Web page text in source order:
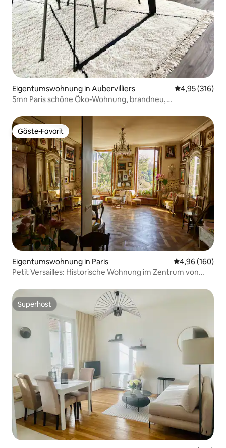
Eigentumswohnung in Aubervilliers
4,95 (316)
5mn Paris schöne Öko-Wohnung, brandneu,
Gäste-Favorit
Gäste-Favorit
Eigentumswohnung in Paris
4,96 (160)
Petit Versailles: Historische Wohnung im Zentrum von
Superhost
Superhost